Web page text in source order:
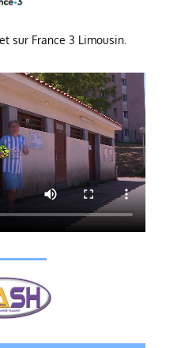
sur France 3 Limousin.